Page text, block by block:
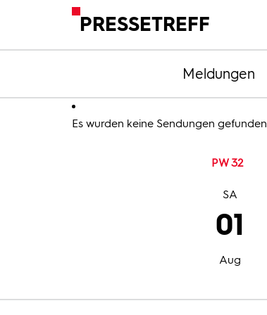
PRESSETREFF
Meldungen
Es wurden keine Sendungen gefunden
PW 32
01
Aug
SA